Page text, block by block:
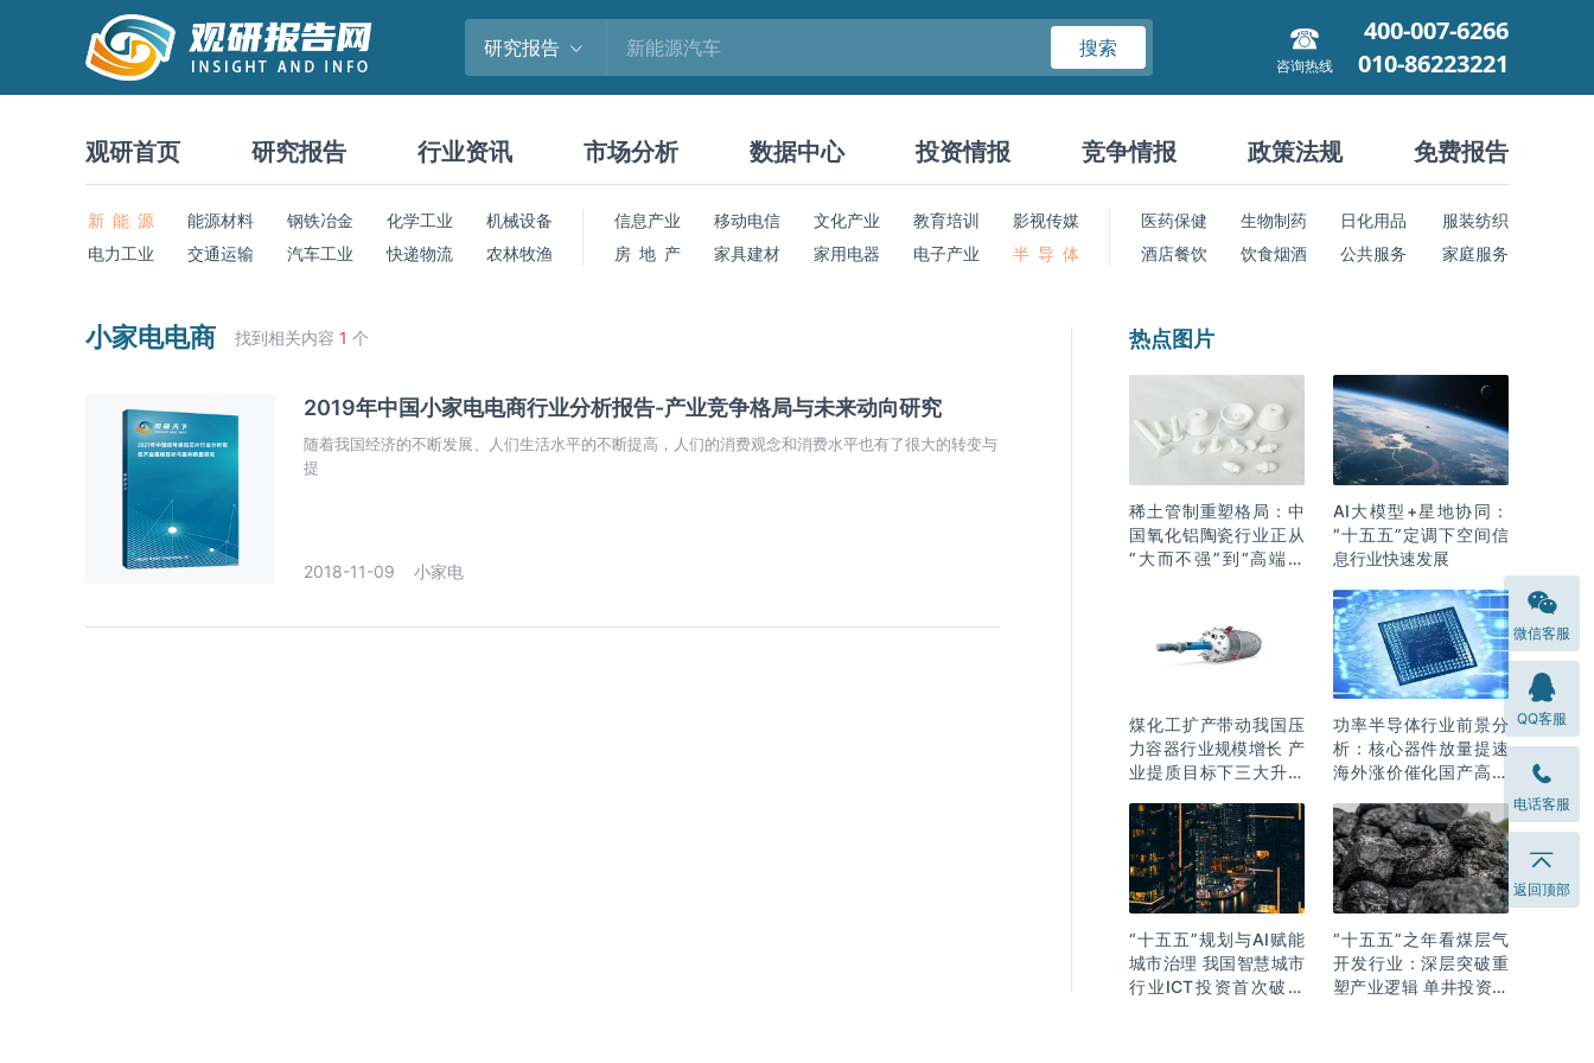
研究报告 搜索
咨询热线
400-007-6266
010-86223221
观研首页 研究报告 行业资讯 市场分析 数据中心 投资情报 竞争情报 政策法规 免费报告
新 能 源 能源材料 钢铁冶金 化学工业
机械设备
电力工业
交通运输 汽车工业 快递物流 农林牧渔
信息产业 移动电信 文化产业 教育培训
影视传媒
房 地 产
家具建材 家用电器 电子产业 半 导 体
医药保健 生物制药 日化用品
服装纺织
酒店餐饮
饮食烟酒 公共服务 家庭服务
小家电电商 找到相关内容 1 个
2019年中国小家电电商行业分析报告-产业竞争格局与未来动向研究
随着我国经济的不断发展、人们生活水平的不断提高，人们的消费观念和消费水平也有了很大的转变与
提
2018-11-09 小家电
热点图片
稀土管制重塑格局：中
国氧化铝陶瓷行业正从
“大而不强”到“高端突
AI大模型+星地协同：
“十五五”定调下空间信
息行业快速发展
煤化工扩产带动我国压
力容器行业规模增长 产
业提质目标下三大升级
功率半导体行业前景分
析：核心器件放量提速
海外涨价催化国产高端
“十五五”规划与AI赋能
城市治理 我国智慧城市
行业ICT投资首次破万
“十五五”之年看煤层气
开发行业：深层突破重
塑产业逻辑 单井投资成
微信客服
QQ客服
电话客服
返回顶部